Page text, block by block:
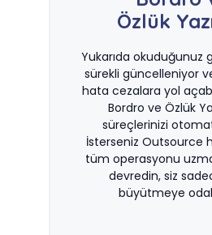
Özlük
Yukarıda okuduğunuz
sürekli güncelleniyor
hata cezalara yol
Bordro ve Özlük
süreçlerinizi
İsterseniz Outsource
tüm operasyonu
devredin, siz
büyütmeye